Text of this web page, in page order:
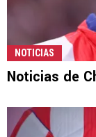
NOTICIAS
Noticias de